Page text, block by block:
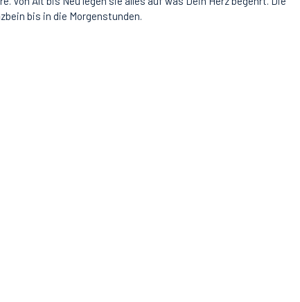
bis in die Morgenstunden.